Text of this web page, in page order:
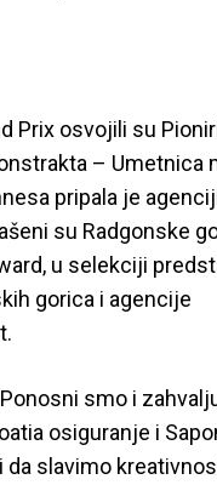
Prix osvojili su
– Umetnica
pripala je
su Radgonske
u selekciji
gorica i agencije
smo i
osiguranje i
slavimo